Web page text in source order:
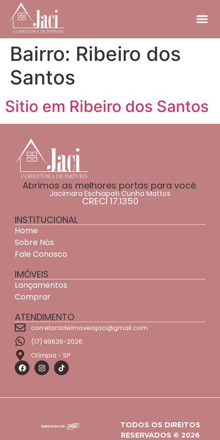
Bairro: Ribeiro dos
Santos
Sitio em Ribeiro dos Santos
Abrimos as melhores portas para você.
Jacimara Eschiapati Cunha Mattos
CRECI 17.1350
INSTITUCIONAL
Home
Sobre Nós
Fale Conosco
IMÓVEIS
Lançamentos
Comprar
ATENDIMENTO
corretoradeimoveisjaci@gmail.com
(17) 99626-2026
Olímpia - SP
TODOS OS DIREITOS
RESERVADOS © 2026